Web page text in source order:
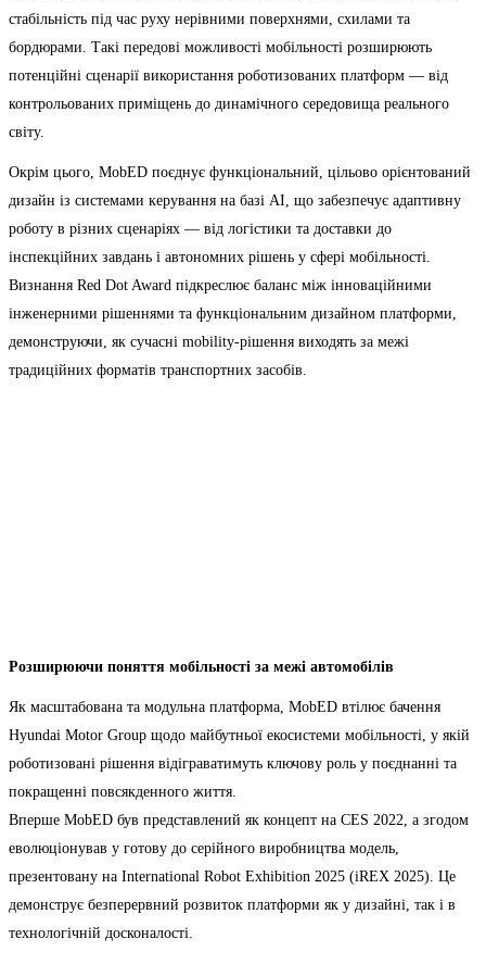
стабільність під час руху нерівними поверхнями, схилами та
бордюрами. Такі передові можливості мобільності розширюють
потенційні сценарії використання роботизованих платформ — від
контрольованих приміщень до динамічного середовища реального
світу.
Окрім цього, MobED поєднує функціональний, цільово орієнтований
дизайн із системами керування на базі AI, що забезпечує адаптивну
роботу в різних сценаріях — від логістики та доставки до
інспекційних завдань і автономних рішень у сфері мобільності.
Визнання Red Dot Award підкреслює баланс між інноваційними
інженерними рішеннями та функціональним дизайном платформи,
демонструючи, як сучасні mobility-рішення виходять за межі
традиційних форматів транспортних засобів.
Розширюючи поняття мобільності за межі автомобілів
Як масштабована та модульна платформа, MobED втілює бачення
Hyundai Motor Group щодо майбутньої екосистеми мобільності, у якій
роботизовані рішення відіграватимуть ключову роль у поєднанні та
покращенні повсякденного життя.
Вперше MobED був представлений як концепт на CES 2022, а згодом
еволюціонував у готову до серійного виробництва модель,
презентовану на International Robot Exhibition 2025 (iREX 2025). Це
демонструє безперервний розвиток платформи як у дизайні, так і в
технологічній досконалості.